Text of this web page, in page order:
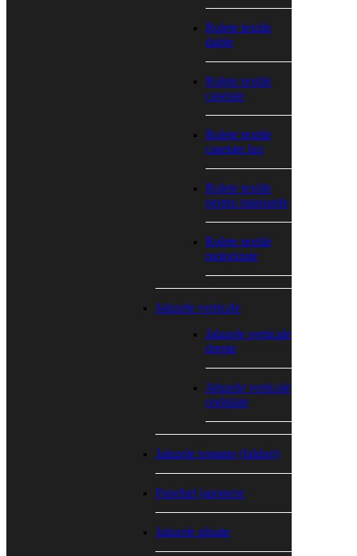
Rolete textile
duble
Rolete textile
casetate
Rolete textile
casetate lux
Rolete textile
pentru mansarde
Rolete textile
motorizate
Jaluzele verticale
Jaluzele verticale
drepte
Jaluzele verticale
ondulate
Jaluzele romane (falduri)
Paneluri japoneze
Jaluzele plisate